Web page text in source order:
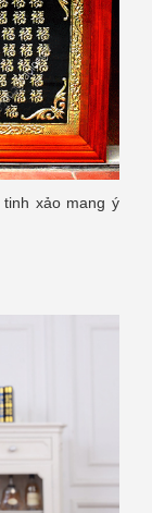
xảo mang ý